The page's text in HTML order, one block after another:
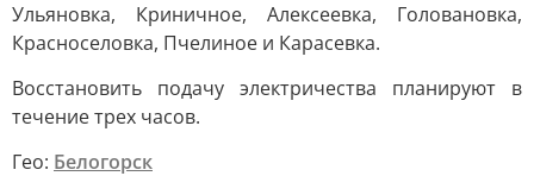
Ульяновка, Криничное, Алексеевка, Головановка,
Красноселовка, Пчелиное и Карасевка.
Восстановить подачу электричества планируют в
течение трех часов.
Гео: Белогорск